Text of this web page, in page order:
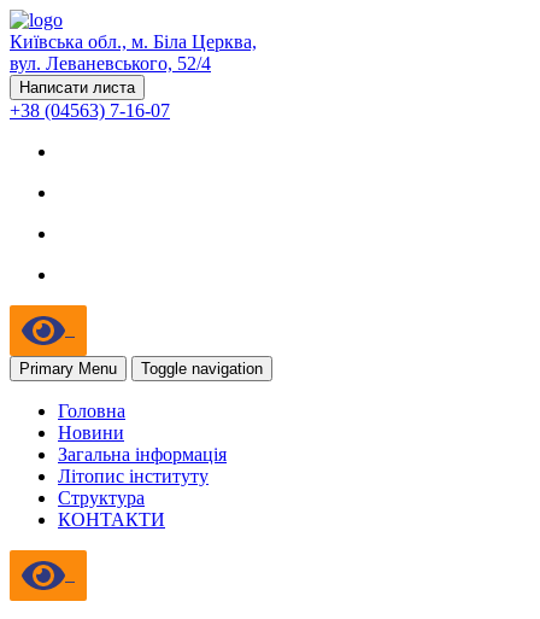
Київська обл., м. Біла Церква,
вул. Леваневського, 52/4
Написати листа
+38 (04563) 7-16-07
Primary Menu Toggle navigation
Головна
Новини
Загальна інформація
Літопис інституту
Структура
КОНТАКТИ